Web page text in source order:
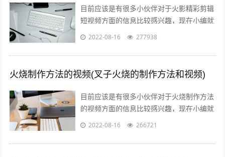
目前应该是有很多小伙伴对于火影精彩剪辑
短视频方面的信息比较感兴趣，现在小编就
收集了一些与火影剪辑短视频十几秒相关的
2022-08-16 277938
火烧制作方法的视频(叉子火烧的制作方法和视频)
目前应该是有很多小伙伴对于火烧制作方法
的视频方面的信息比较感兴趣，现在小编就
收集了一些与叉子火烧的制作方法和视频相
2022-08-16 266721